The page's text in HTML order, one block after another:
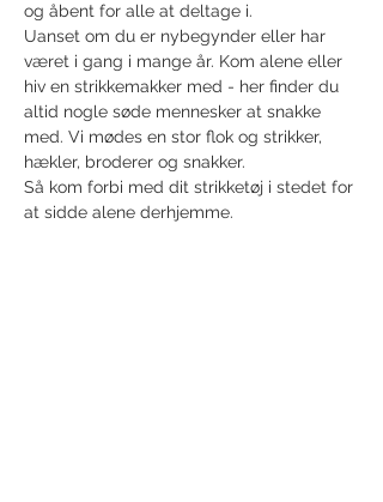
og åbent for alle at deltage i.
Uanset om du er nybegynder eller har
været i gang i mange år. Kom alene eller
hiv en strikkemakker med - her finder du
altid nogle søde mennesker at snakke
med. Vi mødes en stor flok og strikker,
hækler, broderer og snakker.
Så kom forbi med dit strikketøj i stedet for
at sidde alene derhjemme.